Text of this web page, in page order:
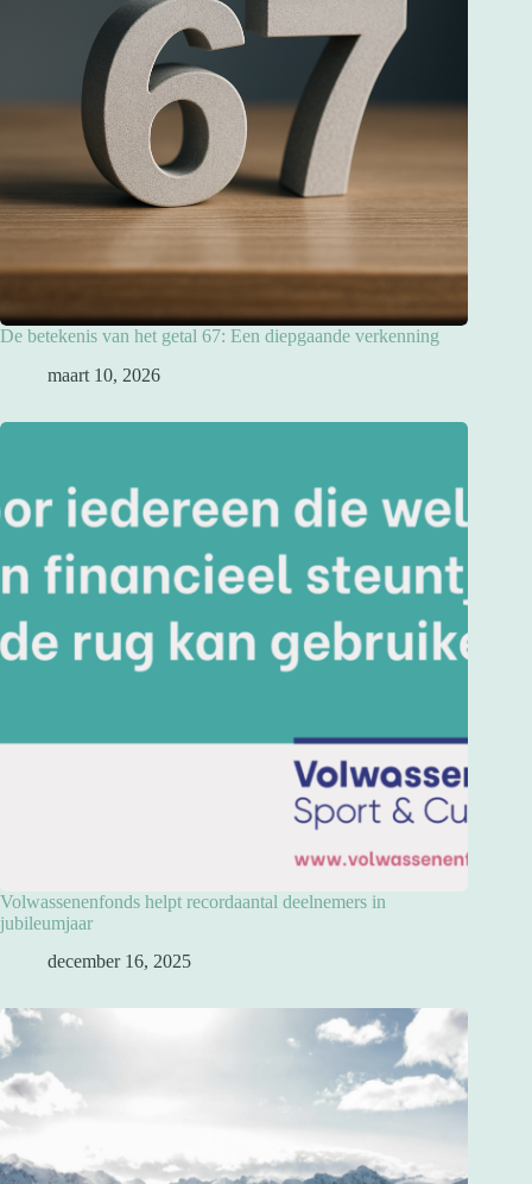
De betekenis van het getal 67: Een diepgaande verkenning
maart 10, 2026
Volwassenenfonds helpt recordaantal deelnemers in
jubileumjaar
december 16, 2025